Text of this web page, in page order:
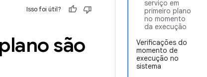
serviço em
primeiro plano
no momento
da execução
Verificações do
momento de
execução no
sistema
Isso foi útil?
são